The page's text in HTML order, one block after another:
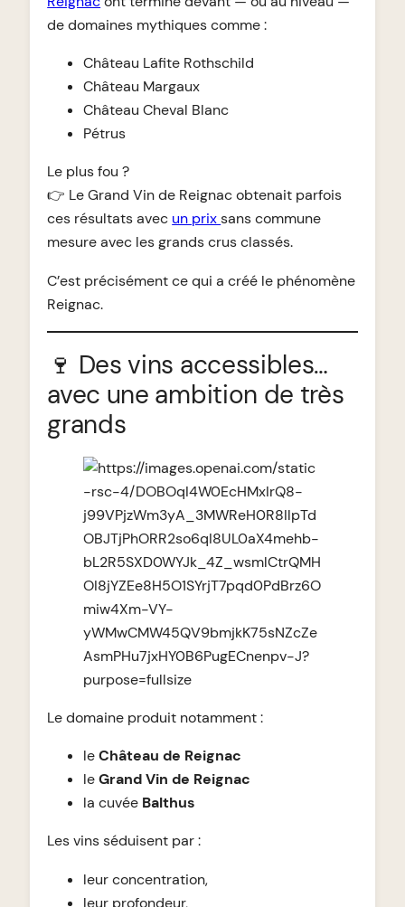
de domaines mythiques comme :
Château Lafite Rothschild
Château Margaux
Château Cheval Blanc
Pétrus
Le plus fou ?
👉 Le Grand Vin de Reignac obtenait parfois
ces résultats avec un prixsans commune
mesure avec les grands crus classés.
C’est précisément ce qui a créé le phénomène
Reignac.
🍷 Des vins accessibles…
avec une ambition de très
grands
Le domaine produit notamment :
leChâteau de Reignac
leGrand Vin de Reignac
la cuvée Balthus
Les vins séduisent par :
leur concentration,
leur profondeur,